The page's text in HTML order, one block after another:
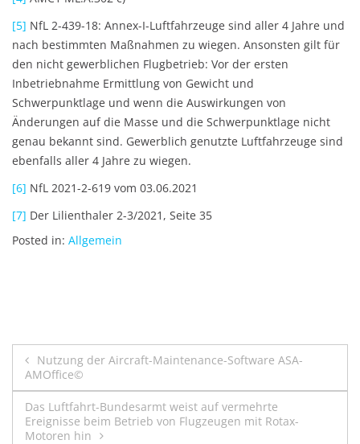
[5] NfL 2-439-18: Annex-I-Luftfahrzeuge sind aller 4 Jahre und
nach bestimmten Maßnahmen zu wiegen. Ansonsten gilt für
den nicht gewerblichen Flugbetrieb: Vor der ersten
Inbetriebnahme Ermittlung von Gewicht und
Schwerpunktlage und wenn die Auswirkungen von
Änderungen auf die Masse und die Schwerpunktlage nicht
genau bekannt sind. Gewerblich genutzte Luftfahrzeuge sind
ebenfalls aller 4 Jahre zu wiegen.
[6] NfL 2021-2-619 vom 03.06.2021
[7] Der Lilienthaler 2-3/2021, Seite 35
Posted in: Allgemein
Beitragsnavigation
Nutzung der Aircraft-Maintenance-Software ASA-
AMOffice©
Das Luftfahrt-Bundesarmt weist auf vermehrte
Ereignisse beim Betrieb von Flugzeugen mit Rotax-
Motoren hin